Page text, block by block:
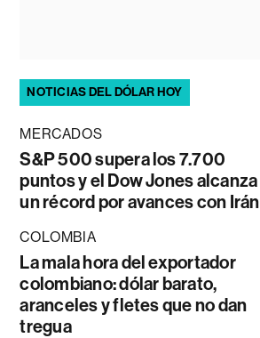
NOTICIAS DEL DÓLAR HOY
MERCADOS
S&P 500 supera los 7.700
puntos y el Dow Jones alcanza
un récord por avances con Irán
COLOMBIA
La mala hora del exportador
colombiano: dólar barato,
aranceles y fletes que no dan
tregua